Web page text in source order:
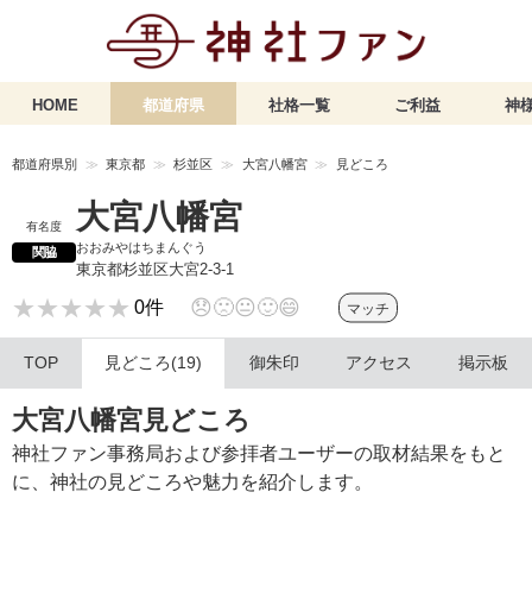
HOME 都道府県 社格一覧 ご利益 神
都道府県別 東京都 杉並区 大宮八幡宮 見どころ
有名度
関脇
大宮八幡宮
おおみやはちまんぐう
東京都杉並区大宮2-3-1
★★★★★
★★★★★ 0件 😞🙁😐🙂😄 マッチ
TOP 見どころ(19) 御朱印 アクセス 掲示板
大宮八幡宮見どころ
神社ファン事務局および参拝者ユーザーの取材結果をもと
に、神社の見どころや魅力を紹介します。